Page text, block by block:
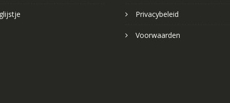
Privacybeleid
Voorwaarden